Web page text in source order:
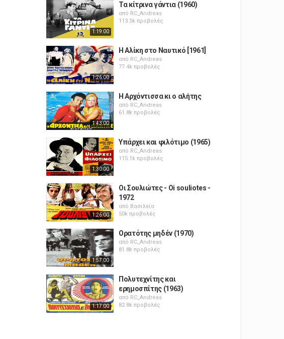
1:19:00
Τα κίτρινα γάντια (1960)
από RC_Andreas
113.5k προβολές
1:26:00
Η Αλίκη στο Ναυτικό [1961]
από RC_Andreas
77.4k προβολές
1:43:00
Η Αρχόντισσα κι ο αλήτης
από RC_Andreas
61.8k προβολές
1:30:00
Υπάρχει και φιλότιμο (1965)
από RC_Andreas
115.1k προβολές
1:26:00
Οι Σουλιώτες - Oi souliotes -
1972
από Βασιλεία
50k προβολές
1:57:00
Ορατότης μηδέν (1970)
από RC_Andreas
81.8k προβολές
1:17:00
Πολυτεχνίτης και
ερημοσπίτης (1963)
από RC_Andreas
82.8k προβολές